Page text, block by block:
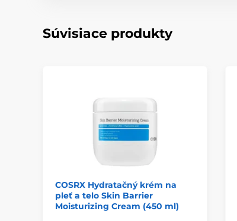
Súvisiace produkty
COSRX Hydratačný krém na
pleť a telo Skin Barrier
Moisturizing Cream (450 ml)